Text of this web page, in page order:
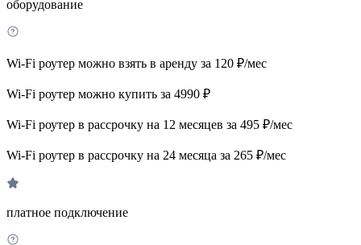
оборудование
Wi-Fi роутер можно взять в аренду за 120 ₽/мес
Wi-Fi роутер можно купить за 4990 ₽
Wi-Fi роутер в рассрочку на 12 месяцев за 495 ₽/мес
Wi-Fi роутер в рассрочку на 24 месяца за 265 ₽/мес
платное подключение